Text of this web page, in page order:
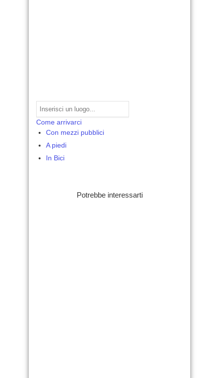
Come arrivarci
Con mezzi pubblici
A piedi
In Bici
Potrebbe interessarti